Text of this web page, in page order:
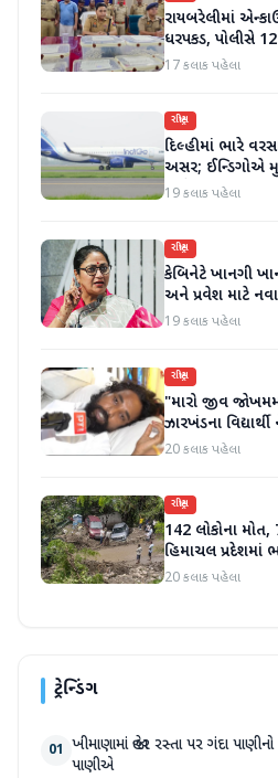
રાયબરેલીમાં
ધરપકડ, પોલીસે
કર્યા
17 કલાક પહેલા
રાષ્ટ્રીય
દિલ્હીમાં ભારે
અસર; ઈન્ડિગોએ
જાહેર કરી
19 કલાક પહેલા
રાષ્ટ્રીય
કેબિનેટે ખાનગી
અને પ્રવેશ માટે
19 કલાક પહેલા
રાષ્ટ્રીય
"મારો જીવ
ઝારખંડના
તબિયત ખરાબ
20 કલાક પહેલા
રાષ્ટ્રીય
142 લોકોના મોત,
હિમાચલ પ્રદેશમાં
20 કલાક પહેલા
ટ્રેન્ડિંગ
01 ખીમાણામાં જાહેર રસ્તા પર ગંદા
પાણીએ